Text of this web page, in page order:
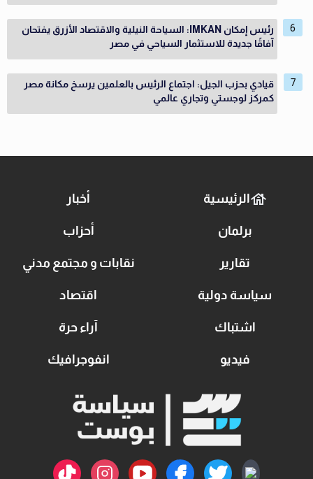
رئيس إمكان IMKAN: السياحة النيلية والاقتصاد الأزرق يفتحان
آفاقًا جديدة للاستثمار السياحي في مصر
قيادي بحزب الجيل: اجتماع الرئيس بالعلمين يرسخ مكانة مصر
كمركز لوجستي وتجاري عالمي
الرئيسية أخبار
برلمان أحزاب
تقارير نقابات و مجتمع مدني
سياسة دولية اقتصاد
اشتباك آراء حرة
فيديو انفوجرافيك